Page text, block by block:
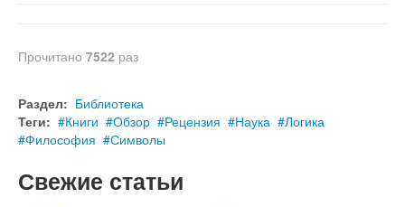
Прочитано 7522 раз
Раздел: Библиотека
Теги:
Книги Обзор Рецензия Наука
Логика
Философия
Символы
Свежие статьи